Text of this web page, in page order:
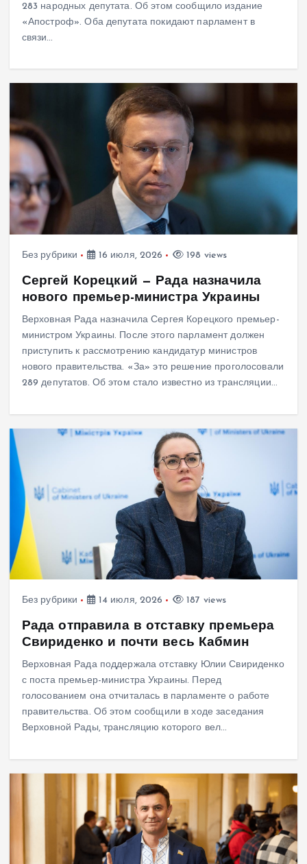
283 народных депутата. Об этом сообщило издание
«Апостроф». Оба депутата покидают парламент в
связи…
Без рубрики 16 июля, 2026 198 views
Сергей Корецкий — Рада назначила
нового премьер-министра Украины
Верховная Рада назначила Сергея Корецкого премьер-
министром Украины. После этого парламент должен
приступить к рассмотрению кандидатур министров
нового правительства. «За» это решение проголосовали
289 депутатов. Об этом стало известно из трансляции…
Без рубрики 14 июля, 2026 187 views
Рада отправила в отставку премьера
Свириденко и почти весь Кабмин
Верховная Рада поддержала отставку Юлии Свириденко
с поста премьер-министра Украины. Перед
голосованием она отчиталась в парламенте о работе
правительства. Об этом сообщили в ходе заседания
Верховной Рады, трансляцию которого вел…